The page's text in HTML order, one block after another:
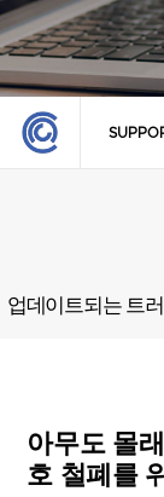
업데이트되는 트
아무도 몰
호 철폐를